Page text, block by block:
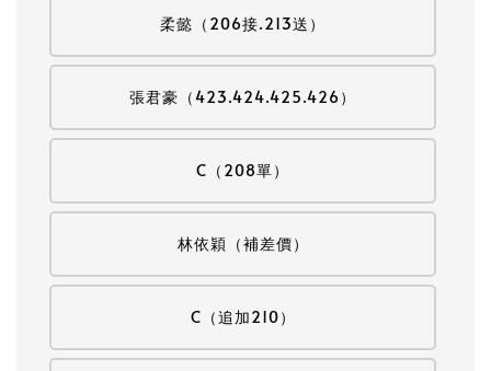
柔懿（206接.213送）
張君豪（423.424.425.426）
C（208單）
林依穎（補差價）
C（追加210）